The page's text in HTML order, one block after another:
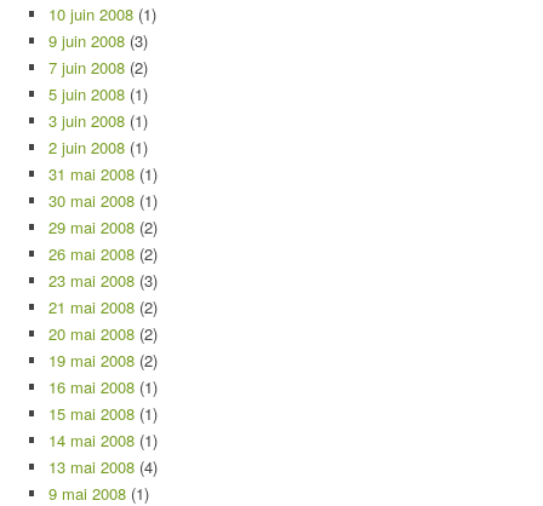
10 juin 2008 (1)
9 juin 2008 (3)
7 juin 2008 (2)
5 juin 2008 (1)
3 juin 2008 (1)
2 juin 2008 (1)
31 mai 2008 (1)
30 mai 2008 (1)
29 mai 2008 (2)
26 mai 2008 (2)
23 mai 2008 (3)
21 mai 2008 (2)
20 mai 2008 (2)
19 mai 2008 (2)
16 mai 2008 (1)
15 mai 2008 (1)
14 mai 2008 (1)
13 mai 2008 (4)
9 mai 2008 (1)